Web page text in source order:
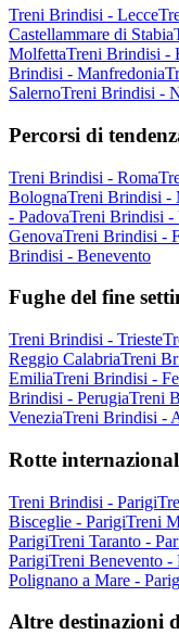
Treni Brindisi - Lecce
Castellammare di Stabia
MolfettaTreni Brindisi -
Brindisi - Manfredonia
SalernoTreni Brindisi -
Percorsi di
Treni Brindisi - Roma
BolognaTreni Brindisi -
- PadovaTreni Brindisi -
GenovaTreni Brindisi -
Brindisi - Benevento
Fughe del fine
Treni Brindisi - Trieste
Reggio CalabriaTreni
EmiliaTreni Brindisi -
Brindisi - PerugiaTreni
VeneziaTreni Brindisi -
Rotte
Treni Brindisi - Parigi
Bisceglie - ParigiTreni
ParigiTreni Taranto -
ParigiTreni Benevento -
Polignano a Mare -
Altre destinazioni